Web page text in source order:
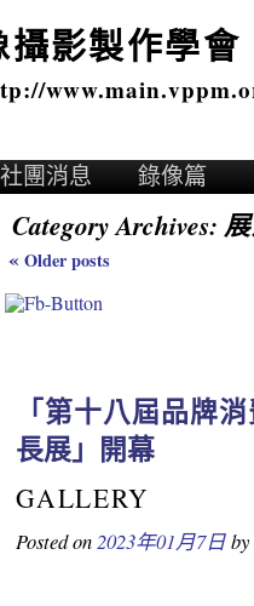
影製作學會
社團消息 錄像篇
Category Archives:
« Older posts
「第十八屆品牌
長展」開幕
GALLERY
Posted on 2023年01月7日by